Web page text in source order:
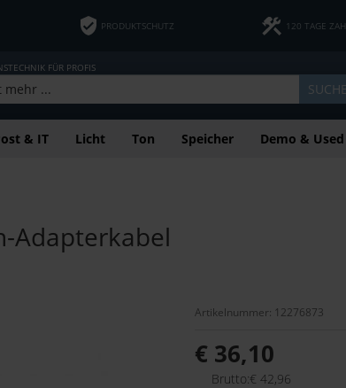
PRODUKTSCHUTZ 120 TAGE
FÜR PROFIS
& IT Licht Ton Speicher Demo & Used
Adapterkabel
Artikelnummer: 12276873
€ 36,10
Brutto:€ 42,96